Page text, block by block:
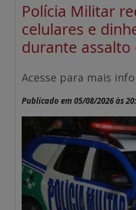
Polícia Militar
celulares e
durante assalto
Acesse para mais
Publicado em 05/08/2026 às